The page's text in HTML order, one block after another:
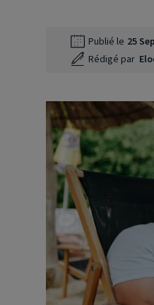
Publié le 25
Rédigé par